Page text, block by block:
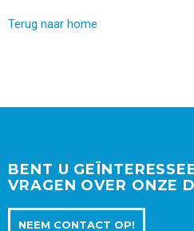
Terug naar home
BENT U
VRAGEN OVER ONZE
NEEM CONTACT OP!